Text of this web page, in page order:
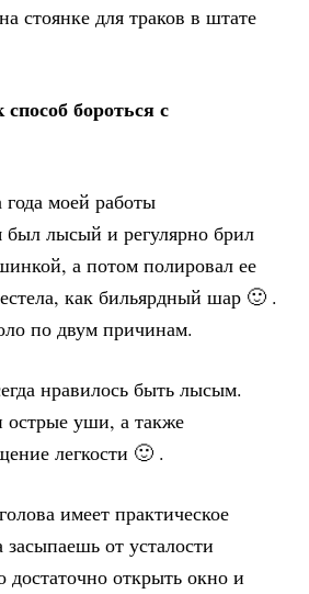
бороться с
моей работы
лысый и регулярно брил
а потом полировал ее
как бильярдный шар 🙂 .
по двум причинам.
нравилось быть лысым.
острые уши, а также
легкости 🙂 .
имеет практическое
от усталости
достаточно открыть окно и